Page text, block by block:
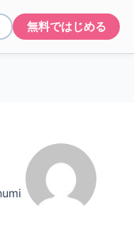
無料ではじめる